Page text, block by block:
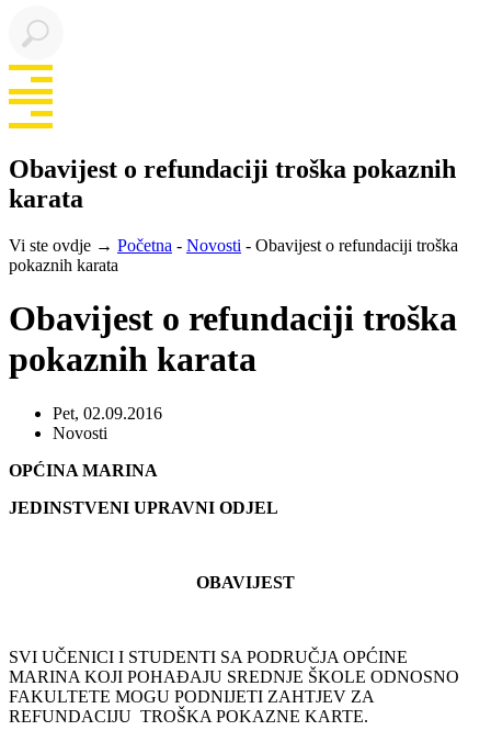
Obavijest o refundaciji troška pokaznih
karata
Vi ste ovdje → Početna - Novosti - Obavijest o refundaciji troška
pokaznih karata
Obavijest o refundaciji troška
pokaznih karata
Pet, 02.09.2016
Novosti
OPĆINA MARINA
JEDINSTVENI UPRAVNI ODJEL
OBAVIJEST
SVI UČENICI I STUDENTI SA PODRUČJA OPĆINE
MARINA KOJI POHAĐAJU SREDNJE ŠKOLE ODNOSNO
FAKULTETE MOGU PODNIJETI ZAHTJEV ZA
REFUNDACIJU TROŠKA POKAZNE KARTE.